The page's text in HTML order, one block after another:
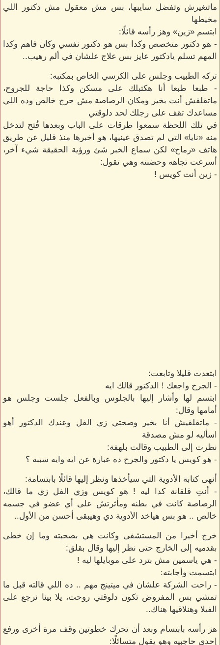
ماتتغيرش وتفضل سايبها، بس مش معقول مش دكتور اللي
مخيطها
ابتسم «زين» وهز رأسه قائلًا:
- هو دكتور متخصص وكدا بس هو دكتور نفسي وكان فاهم وكدا
المهم تسلم يادكتور عايز بس علاج علشان في ألم رهيب..
تركه الطبيب وجلس على الكرسي الخاص بمكتبه:
- طبعا طبعا أنا هكتبلك على مسكن وكذا حاجة للجروح،
ماتقلقش أنت بخير ومكان الرصاصة مش حرج خالص وده اللي
مساعدك تقف على رجلك لحد دلوقتي
في تلك اللحظة سمعوا طرقات على الباب وبعدها فُتح لتدخل
منه «نايا» التي لم تصدق عينيها، هو أخبرها منذ قليل عن طريق
هاتف «رماح» لكن سماع الخبر شئ ورؤية الحقيقة شيء آخر،
أسرعت تجاهه وحضنته وهي تقول:
- زين أنت كويس !
ابتعدت قليلا وتابعت:
- الجرح واجعك ! الدكتور قالك ايه
ابتسم لها وأشار إليها بالجلوس وبالفعل جلست وجلس هو
أمامها وقال:
- ماتقلقيش أنا بخير وصحتي زي الفل وعندك الدكتور أهو
اسأليه لو مش مصدقة
نظرت إلى الطبيب وقالت بلهفة:
- هو كويس يا دكتور والجرح ده عبارة عن ايه وايه سببه ؟
أنهى كتابة الأدوية التي سيأخذها ونظر إليها قائلًا بابتسامة:
- أنتِ قلقانة كدا ليه ! هو كويس وزي الفل زي ما قالك،
الرصاصة كانت في بطنه ومأثرتش على أي عضو في جسمه
خالص .. هو بس هياخد الأدوية دي وهيبقى أحسن من الأول..
خرج أخيرا من المستشفى وكانت هي بصحبته وما إن خطى
بقدميه إلى الخارج حتى نظر إليها وقال بقلق:
- هي ياسمين مش بترد على موبايلها ليه !
ابتسمت وأجابته:
- راحت الشركة علشان في ميتينج مهم .. ده اللي قالته قبل ما
تمشي بس المفروض تكون دلوقتي روحت، يلا بينا نرجع على
الفيلا وهنلاقيها هناك..
هز رأسه بابتسام وبعد أن تحرك خطوتين وقف مرة أخرى ورفع
إحدى حاجبيه وهو يقول متسائلًا: